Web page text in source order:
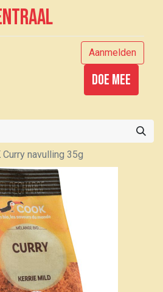
Aanmelden
Doe mee
Curry navulling 35g